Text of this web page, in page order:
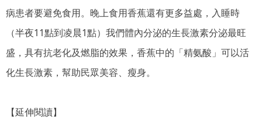
病患者要避免食用。晚上食用香蕉還有更多益處，入睡時
（半夜11點到凌晨1點）我們體內分泌的生長激素分泌最旺
盛，具有抗老化及燃脂的效果，香蕉中的「精氨酸」可以活
化生長激素，幫助民眾美容、瘦身。
【延伸閱讀】